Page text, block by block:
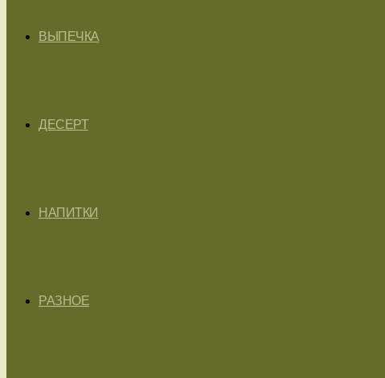
ВЫПЕЧКА
ДЕСЕРТ
НАПИТКИ
РАЗНОЕ